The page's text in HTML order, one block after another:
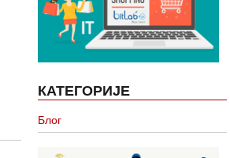
КАТЕГОРИЈЕ
Блог